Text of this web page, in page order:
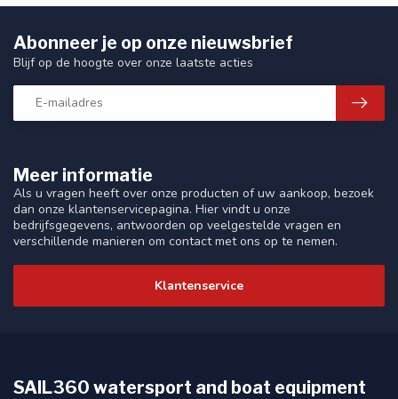
Meer informatie
Als u vragen heeft over onze producten of uw aankoop, bezoek
dan onze klantenservicepagina. Hier vindt u onze
bedrijfsgegevens, antwoorden op veelgestelde vragen en
verschillende manieren om contact met ons op te nemen.
Klantenservice
Abonneer je op onze nieuwsbrief
Blijf op de hoogte over onze laatste acties
SAIL360 watersport and boat equipment